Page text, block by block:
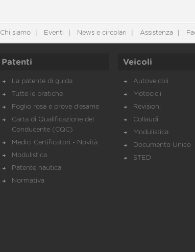
Chi siamo Eventi News e circolari Assistenza
Patenti
La patente di guida
Tutte le pratiche
Foglio rosa e prove d’esame
Carta di Qualificazione del
Conducente (CQC)
Medici Certificatori - Novità
Modulistica
Patente nautica
Normativa
Veicoli
Autoveicoli
Motocicli
Revisioni
Collaudi
Modulistica
Documento Unico
STED